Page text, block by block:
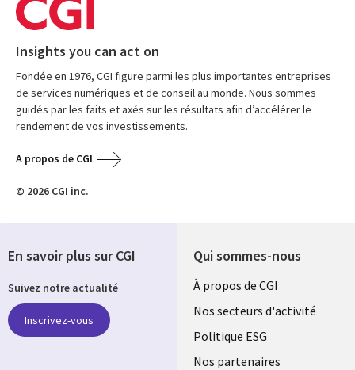
Insights you can act on
Fondée en 1976, CGI figure parmi les plus importantes entreprises
de services numériques et de conseil au monde. Nous sommes
guidés par les faits et axés sur les résultats afin d’accélérer le
rendement de vos investissements.
A propos de CGI
© 2026 CGI inc.
Qui sommes-nous
Useful
links
FRANCE
À propos de CGI
Nos secteurs d'activité
Politique ESG
Nos partenaires
En savoir plus sur CGI
Suivez notre actualité
Inscrivez-vous